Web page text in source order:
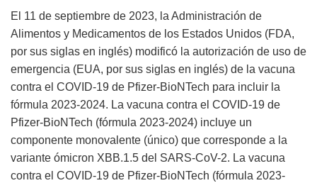
El 11 de septiembre de 2023, la Administración de
Alimentos y Medicamentos de los Estados Unidos (FDA,
por sus siglas en inglés) modificó la autorización de uso de
emergencia (EUA, por sus siglas en inglés) de la vacuna
contra el COVID-19 de Pfizer-BioNTech para incluir la
fórmula 2023-2024. La vacuna contra el COVID-19 de
Pfizer-BioNTech (fórmula 2023-2024) incluye un
componente monovalente (único) que corresponde a la
variante ómicron XBB.1.5 del SARS-CoV-2. La vacuna
contra el COVID-19 de Pfizer-BioNTech (fórmula 2023-